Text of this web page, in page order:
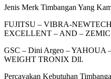
Jenis Merk Timbangan Yang
FUJITSU – VIBRA-
EXCELLENT – AND –
GSC – Dini Argeo – YAHOUA
WEIGHT TRONIX Dll.
Percayakan Kebutuhan